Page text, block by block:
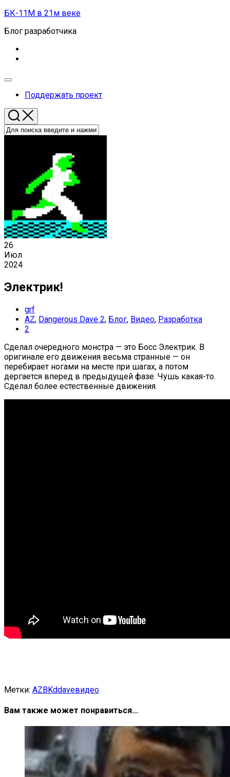
Перейти
содержанию
БК-11М в 21м веке
Блог разработчика
Развернуть
Поддержать проект
26
Июл
2024
Электрик!
grf
AZ, Dangerous Dave 2, Блог, Видео, Разработка
2
Сделал очередного монстра — это Босс Электрик. В
оригинале его движения весьма странные — он
перебирает ногами на месте при шагах, а потом
дергается вперед в предыдущей фазе. Чушь какая-то.
Сделал более естественные движения.
Метки: AZBKddaveвидео
Вам также может понравиться...